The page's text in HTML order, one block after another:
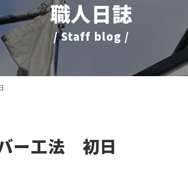
職人日誌
/ Staff blog /
ー工法 初日